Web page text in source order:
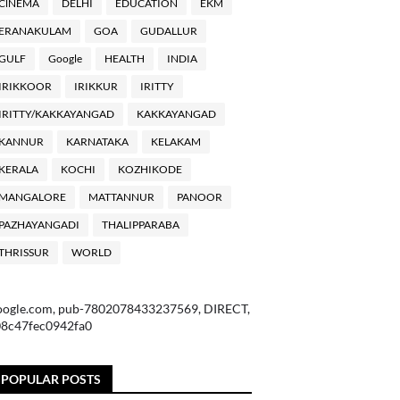
DELHI EDUCATION EKM
GOA GUDALLUR
Google HEALTH INDIA
IRIKKUR IRITTY
KAKKAYANGAD KAKKAYANGAD
KARNATAKA KELAKAM
KOCHI KOZHIKODE
MATTANNUR PANOOR
THALIPPARABA
WORLD
pub-7802078433237569, DIRECT,
POPULAR POSTS